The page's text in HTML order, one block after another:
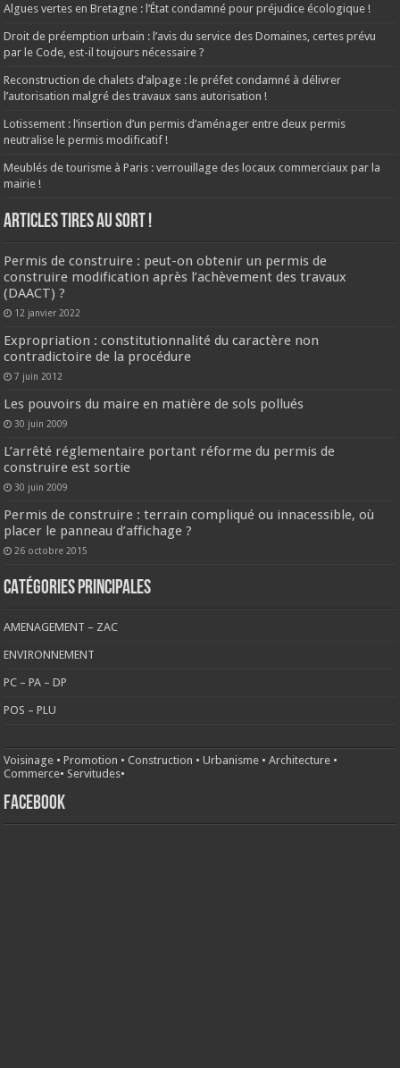
Algues vertes en Bretagne : l’État condamné pour préjudice écologique !
Droit de préemption urbain : l’avis du service des Domaines, certes prévu
par le Code, est-il toujours nécessaire ?
Reconstruction de chalets d’alpage : le préfet condamné à délivrer
l’autorisation malgré des travaux sans autorisation !
Lotissement : l’insertion d’un permis d’aménager entre deux permis
neutralise le permis modificatif !
Meublés de tourisme à Paris : verrouillage des locaux commerciaux par la
mairie !
ARTICLES TIRES AU SORT !
Permis de construire : peut-on obtenir un permis de
construire modification après l’achèvement des travaux
(DAACT) ?
12 janvier 2022
Expropriation : constitutionnalité du caractère non
contradictoire de la procédure
7 juin 2012
Les pouvoirs du maire en matière de sols pollués
30 juin 2009
L’arrêté réglementaire portant réforme du permis de
construire est sortie
30 juin 2009
Permis de construire : terrain compliqué ou innacessible, où
placer le panneau d’affichage ?
26 octobre 2015
CATÉGORIES PRINCIPALES
AMENAGEMENT – ZAC
ENVIRONNEMENT
PC – PA – DP
POS – PLU
Voisinage •Promotion •Construction •Urbanisme •Architecture •
Commerce• Servitudes•
FACEBOOK